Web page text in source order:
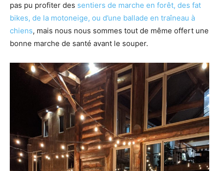
pas pu profiter des sentiers de marche en forêt, des fat
bikes, de la motoneige, ou d’une ballade en traîneau à
chiens, mais nous nous sommes tout de même offert une
bonne marche de santé avant le souper.